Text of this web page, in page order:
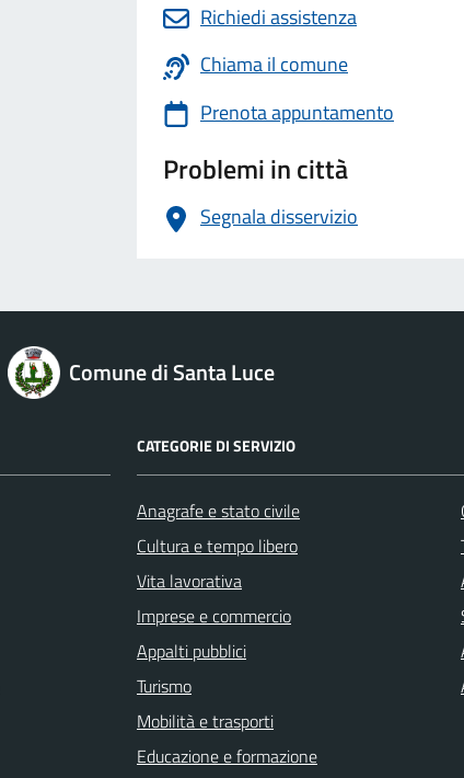
Richiedi assistenza
Chiama il comune
Prenota appuntamento
Problemi in città
Segnala disservizio
Comune di Santa Luce
CATEGORIE DI SERVIZIO
Anagrafe e stato civile
Cultura e tempo libero
Vita lavorativa
Imprese e commercio
Appalti pubblici
Turismo
Mobilità e trasporti
Educazione e formazione